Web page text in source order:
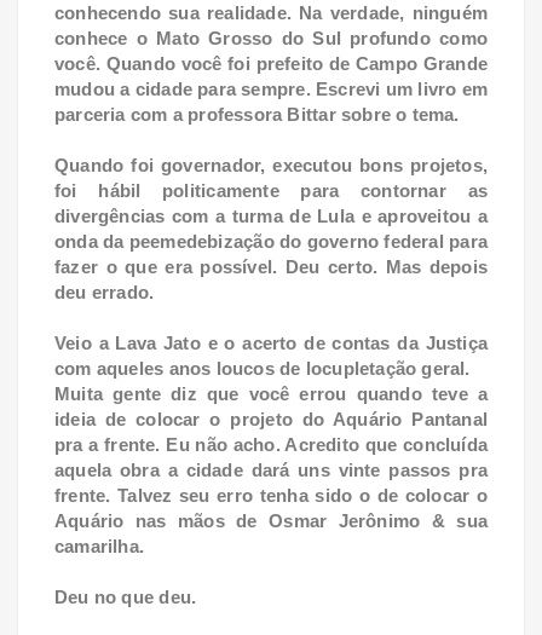
conhecendo sua realidade. Na verdade, ninguém
conhece o Mato Grosso do Sul profundo como
você. Quando você foi prefeito de Campo Grande
mudou a cidade para sempre. Escrevi um livro em
parceria com a professora Bittar sobre o tema.
Quando foi governador, executou bons projetos,
foi hábil politicamente para contornar as
divergências com a turma de Lula e aproveitou a
onda da peemedebização do governo federal para
fazer o que era possível. Deu certo. Mas depois
deu errado.
Veio a Lava Jato e o acerto de contas da Justiça
com aqueles anos loucos de locupletação geral.
Muita gente diz que você errou quando teve a
ideia de colocar o projeto do Aquário Pantanal
pra a frente. Eu não acho. Acredito que concluída
aquela obra a cidade dará uns vinte passos pra
frente. Talvez seu erro tenha sido o de colocar o
Aquário nas mãos de Osmar Jerônimo & sua
camarilha.
Deu no que deu.